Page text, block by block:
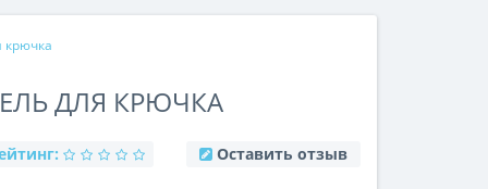
крючка
ДЛЯ КРЮЧКА
Оставить отзыв